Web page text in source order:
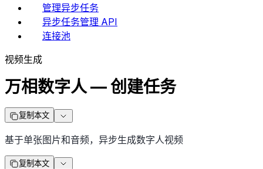
管理异步任务
异步任务管理 API
连接池
视频生成
万相数字人 — 创建任务
复制本文
基于单张图片和音频，异步生成数字人视频
复制本文